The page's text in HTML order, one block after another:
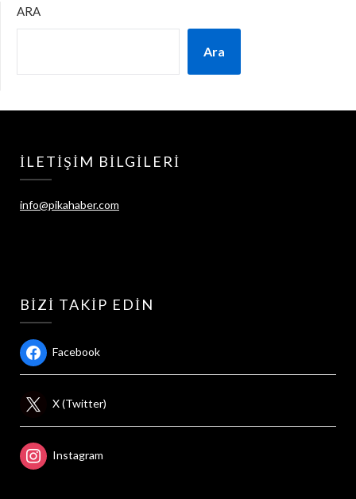
ARA
Ara
İLETIŞIM BILGILERI
info@pikahaber.com
BIZI TAKIP EDIN
Facebook
X (Twitter)
Instagram